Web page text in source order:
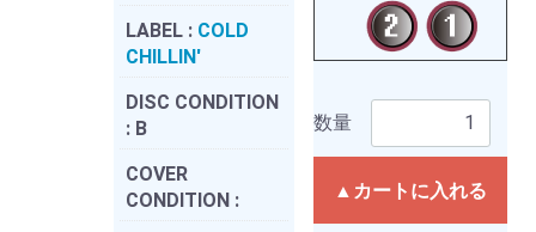
LABEL : COLD
CHILLIN'
DISC CONDITION
: B
COVER
CONDITION :
数量
▲カートに入れる